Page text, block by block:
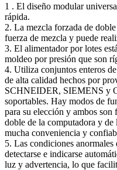
1 . El diseño modular
rápida.
2. La mezcla forzada de
fuerza de mezcla y puede
3. El alimentador por lotes
moldeo por presión que son
4. Utiliza conjuntos enteros
de alta calidad hechos por
SCHNEIDER, SIEMENS y
soportables. Hay modos de
para su elección y ambos
doble de la computadora y de
mucha conveniencia y
5. Las condiciones anormales
detectarse e indicarse
luz y advertencia, lo que